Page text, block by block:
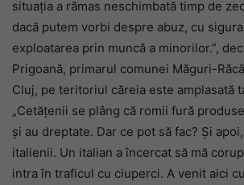
situația a rămas neschimbată timp de
dacă putem vorbi despre abuz, cu
exploatarea prin muncă a minorilor.”,
Prigoană, primarul comunei Măguri-
Cluj, pe teritoriul căreia este amplasată
„Cetățenii se plâng că romii fură
și au dreptate. Dar ce pot să fac? Și
italienii. Un italian a încercat să mă
intra în traficul cu ciuperci. A venit aici